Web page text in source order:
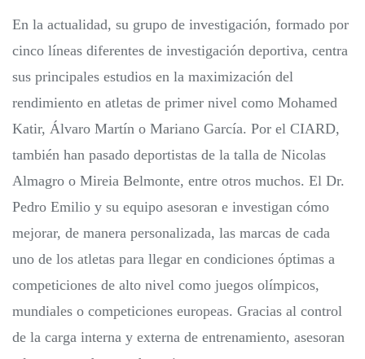
En la actualidad, su grupo de investigación, formado por
cinco líneas diferentes de investigación deportiva, centra
sus principales estudios en la maximización del
rendimiento en atletas de primer nivel como Mohamed
Katir, Álvaro Martín o Mariano García. Por el CIARD,
también han pasado deportistas de la talla de Nicolas
Almagro o Mireia Belmonte, entre otros muchos. El Dr.
Pedro Emilio y su equipo asesoran e investigan cómo
mejorar, de manera personalizada, las marcas de cada
uno de los atletas para llegar en condiciones óptimas a
competiciones de alto nivel como juegos olímpicos,
mundiales o competiciones europeas. Gracias al control
de la carga interna y externa de entrenamiento, asesoran